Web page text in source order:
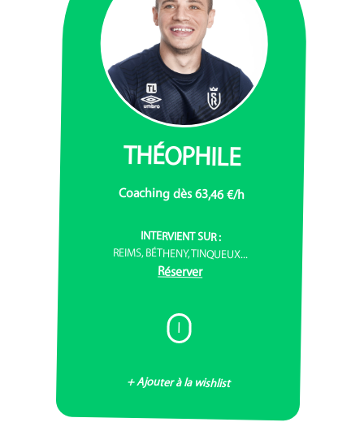
THÉOPHILE
Coaching dès 63,46 €/h
INTERVIENT SUR :
REIMS, BÉTHENY, TINQUEUX...
Réserver
I
+ Ajouter à la wishlist